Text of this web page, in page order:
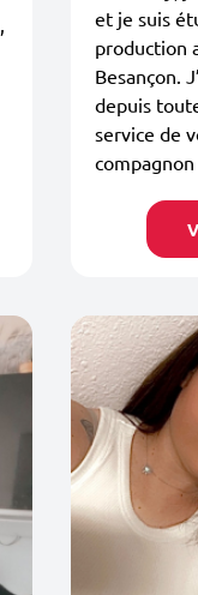
et je suis
production
Besançon.
depuis
service de